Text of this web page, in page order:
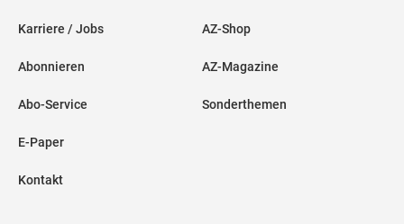
Karriere / Jobs
Abonnieren
Abo-Service
E-Paper
Kontakt
AZ-Shop
AZ-Magazine
Sonderthemen